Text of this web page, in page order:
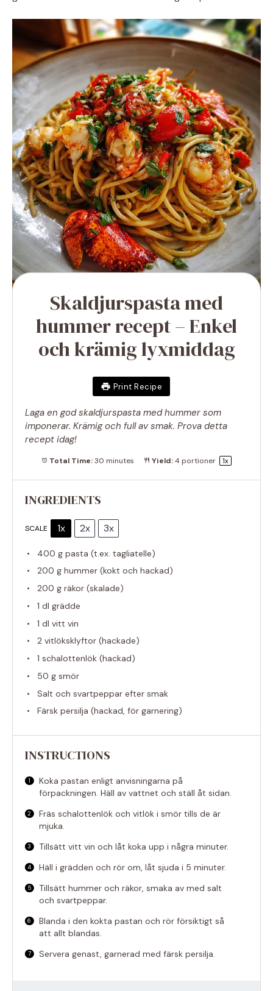
Skaldjurspasta med
hummer recept – Enkel
och krämig lyxmiddag
Print Recipe
Laga en god skaldjurspasta med hummer som
imponerar. Krämig och full av smak. Prova detta
recept idag!
Total Time:30 minutes Yield:4portioner 1x
INGREDIENTS
SCALE 1x 2x 3x
400 g pasta (t.ex. tagliatelle)
200 g hummer (kokt och hackad)
200 g räkor (skalade)
1 dl grädde
1 dl vitt vin
2 vitlöksklyftor (hackade)
1 schalottenlök (hackad)
50 g smör
Salt och svartpeppar efter smak
Färsk persilja (hackad, för garnering)
INSTRUCTIONS
Koka pastan enligt anvisningarna på
förpackningen. Häll av vattnet och ställ åt sidan.
Fräs schalottenlök och vitlök i smör tills de är
mjuka.
Tillsätt vitt vin och låt koka upp i några minuter.
Häll i grädden och rör om, låt sjuda i 5 minuter.
Tillsätt hummer och räkor, smaka av med salt
och svartpeppar.
Blanda i den kokta pastan och rör försiktigt så
att allt blandas.
Servera genast, garnerad med färsk persilja.